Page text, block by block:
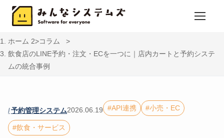
ホーム
コラム
飲食店のLINE予約・注文・ECを一つに｜店内カートと予約システ
ムの統合事例
予約管理システム2026.06.19 API連携 小売・EC
飲食・サービス